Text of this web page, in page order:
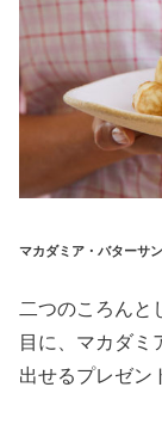
マカダミア・バターサ
二つのころんと
目に、マカダミ
出せるプレゼン